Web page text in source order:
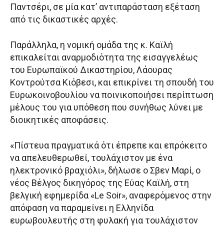
Παντσέρι, σε μία κατ’ αντιπαράσταση εξέταση
από τις δικαστικές αρχές.
Παράλληλα, η νομική ομάδα της κ. Καϊλή
επικαλείται αναρμοδιότητα της εισαγγελέως
του Ευρωπαϊκού Δικαστηρίου, Λάουρας
Κοντρούτσα Κιόβεσι, και επικρίνει τη σπουδή του
Ευρωκοινοβουλίου να ποινικοποιήσει περίπτωση
μέλους του για υπόθεση που συνήθως λύνει με
διοικητικές αποφάσεις.
«Πίστευα πραγματικά ότι έπρεπε και επρόκειτο
να απελευθερωθεί, τουλάχιστον με ένα
ηλεκτρονικό βραχιόλι», δήλωσε ο Σβεν Μαρί, ο
νέος Βέλγος δικηγόρος της Εύας Καϊλή, στη
βελγική εφημερίδα «Le Soir», αναφερόμενος στην
απόφαση να παραμείνει η Ελληνίδα
ευρωβουλευτής στη φυλακή για τουλάχιστον